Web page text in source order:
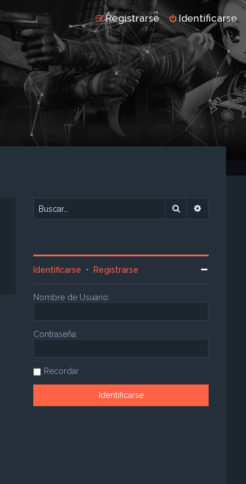
Identificarse
Registrarse
Buscar
Identificarse • Registrarse
Nombre de Usuario:
Contraseña:
Recordar